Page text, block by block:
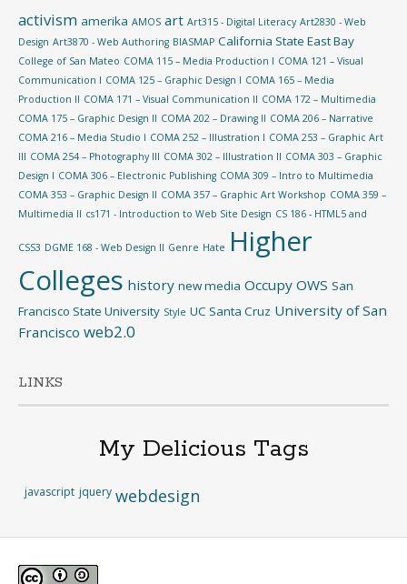
activism amerika AMOS art Art315 - Digital Literacy Art2830 - Web
Design Art3870 - Web Authoring BIASMAP California State East Bay
College of San Mateo COMA 115 – Media Production I COMA 121 – Visual
Communication I COMA 125 – Graphic Design I COMA 165 – Media
Production II COMA 171 – Visual Communication II COMA 172 – Multimedia
COMA 175 – Graphic Design II COMA 202 – Drawing II COMA 206 – Narrative
COMA 216 – Media Studio I COMA 252 – Illustration I COMA 253 – Graphic Art
III COMA 254 – Photography III COMA 302 – Illustration II COMA 303 – Graphic
Design I COMA 306 – Electronic Publishing COMA 309 – Intro to Multimedia
COMA 353 – Graphic Design II COMA 357 – Graphic Art Workshop COMA 359 –
Multimedia II cs171 - Introduction to Web Site Design CS 186 - HTML5 and
CSS3 DGME 168 - Web Design II Genre Hate Higher
Colleges history new media Occupy OWS San
Francisco State University Style UC Santa Cruz University of San
Francisco web2.0
LINKS
My Delicious Tags
javascript jquery webdesign